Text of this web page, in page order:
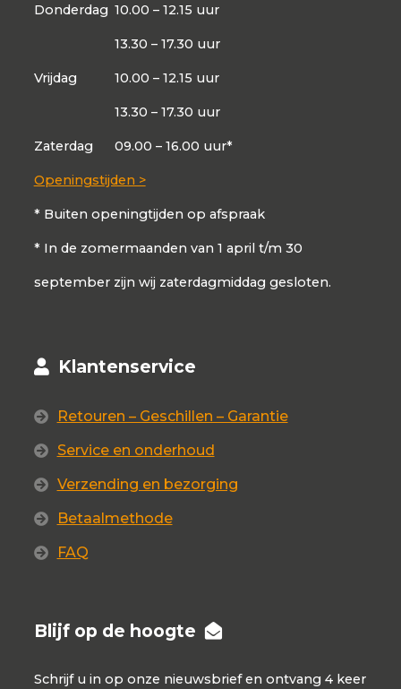
Donderdag 10.00 – 12.15 uur
13.30 – 17.30 uur
Vrijdag 10.00 – 12.15 uur
13.30 – 17.30 uur
Zaterdag 09.00 – 16.00 uur*
Openingstijden >
* Buiten openingtijden op afspraak
* In de zomermaanden van 1 april t/m 30
september zijn wij zaterdagmiddag gesloten.
Klantenservice
Retouren – Geschillen – Garantie
Service en onderhoud
Verzending en bezorging
Betaalmethode
FAQ
Blijf op de hoogte
Schrijf u in op onze nieuwsbrief en ontvang 4 keer